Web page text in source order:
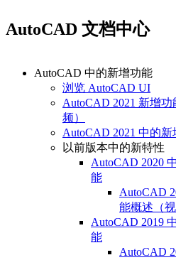
AutoCAD 文档中心
AutoCAD 中的新增功能
浏览 AutoCAD UI
AutoCAD 2021 新增
频）
AutoCAD 2021 中的新
以前版本中的新特性
AutoCAD 2020
能
AutoCAD
能概述（视
AutoCAD 2019
能
AutoCAD